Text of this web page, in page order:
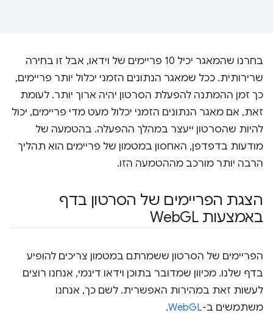
בחרנו שהמאגר יכיל 10 פריימים של וידאו, אבל זו בחירה
שרירותית. ככל שמאגר הנתונים הזמני יכלול יותר פריימים,
כך זמן ההמתנה להפעלת הסרטון יהיה ארוך יותר. לעומת
זאת, אם מאגר הנתונים הזמני יכלול מעט מדי פריימים, יכול
להיות שהסרטון ייעצר במהלך ההפעלה. בהטמעה של
מודעות בדפדפן, האחסון במטמון של פריימים הוא תהליך
הרבה יותר מורכב מההטמעה הזו.
הצגת הפריימים של הסרטון בדף
באמצעות WebGL
הפריימים של הסרטון ששמרתם במטמון צריכים להופיע
בדף שלנו. מכיוון שמדובר בתוכן וידאו דינמי, אנחנו רוצים
לעשות זאת במהירות האפשרית. לשם כך, אנחנו
משתמשים ב-WebGL
.